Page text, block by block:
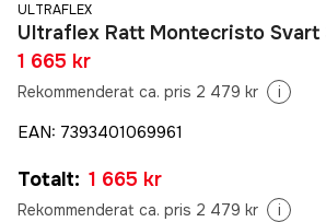
ULTRAFLEX
Ultraflex Ratt Montecristo Svart
1 665 kr
Rekommenderat ca. pris 2 479 kr i
EAN: 7393401069961
Totalt: 1 665 kr
Rekommenderat ca. pris 2 479 kr i